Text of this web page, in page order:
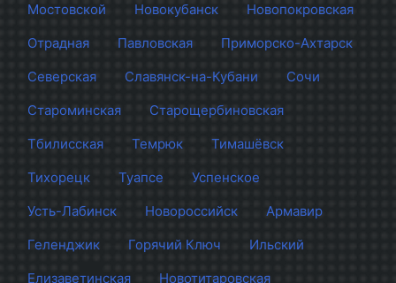
Мостовской
Новокубанск
Новопокровская
Отрадная
Павловская
Приморско-Ахтарск
Северская
Славянск-на-Кубани
Сочи
Староминская
Старощербиновская
Тбилисская
Темрюк
Тимашёвск
Тихорецк
Туапсе
Успенское
Усть-Лабинск
Новороссийск
Армавир
Геленджик
Горячий Ключ
Ильский
Елизаветинская
Новотитаровская